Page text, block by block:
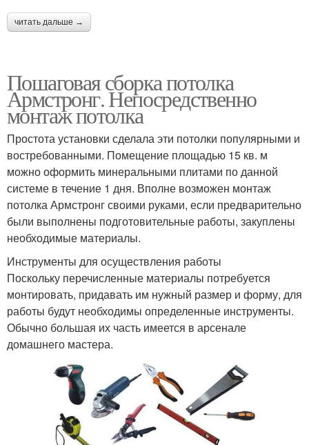
читать дальше →
Пошаговая сборка потолка
Армстронг. Непосредственно
монтаж потолка
Простота установки сделала эти потолки популярными и
востребованными. Помещение площадью 15 кв. м
можно оформить минеральными плитами по данной
системе в течение 1 дня. Вполне возможен монтаж
потолка Армстронг своими руками, если предварительно
были выполнены подготовительные работы, закуплены
необходимые материалы.
Инструменты для осуществления работы
Поскольку перечисленные материалы потребуется
монтировать, придавать им нужный размер и форму, для
работы будут необходимы определенные инструменты.
Обычно большая их часть имеется в арсенале
домашнего мастера.